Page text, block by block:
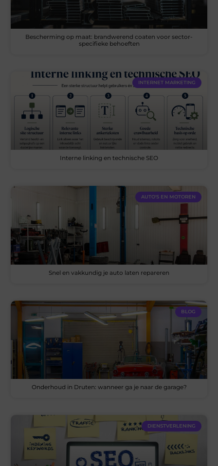
Bescherming op maat: brandwerend coaten voor sector-
specifieke behoeften
INTERNET MARKETING
Interne linking en technische SEO
AUTO'S EN MOTOREN
Snel en vakkundig je auto laten repareren
BLOG
Onderhoud in Druten: wanneer ga je naar de garage?
DIENSTVERLENING